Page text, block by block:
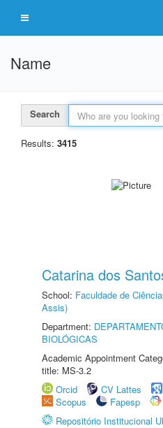
Name
Search
Results: 3415
Catarina dos
School: Faculdade de
Assis)
Department:
BIOLÓGICAS
Academic Appointment
title: MS-3.2
Orcid
CV Lattes
Scopus
Fapesp
Repositório Institucional